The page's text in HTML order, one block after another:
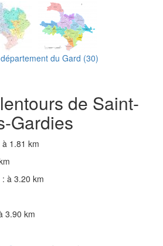
du Gard (30)
de Saint-
Gardies
à 1.81 km
: à 3.20 km
3.90 km